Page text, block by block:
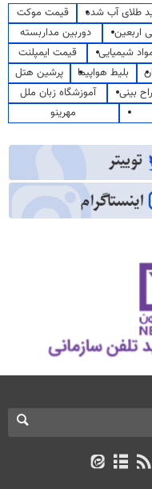
طلای آب شده
قیمت موکت
اربعین
دوربین مداربسته
شیمیایی
قیمت ایمپلنت
بلیط هواپیما
پرشین هتل
بینی
آموزشگاه زبان ملل
مهرینو